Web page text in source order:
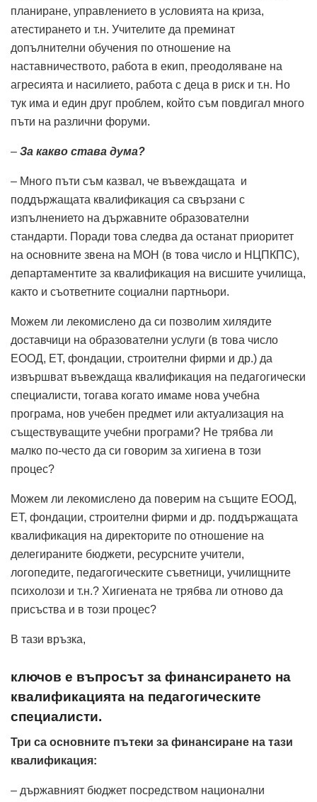
планиране, управлението в условията на криза,
атестирането и т.н. Учителите да преминат
допълнителни обучения по отношение на
наставничеството, работа в екип, преодоляване на
агресията и насилието, работа с деца в риск и т.н. Но
тук има и един друг проблем, който съм повдигал много
пъти на различни форуми.
– За какво става дума?
– Много пъти съм казвал, че въвеждащата и
поддържащата квалификация са свързани с
изпълнението на държавните образователни
стандарти. Поради това следва да останат приоритет
на основните звена на МОН (в това число и НЦПКПС),
департаментите за квалификация на висшите училища,
както и съответните социални партньори.
Можем ли лекомислено да си позволим хилядите
доставчици на образователни услуги (в това число
ЕООД, ЕТ, фондации, строителни фирми и др.) да
извършват въвеждаща квалификация на педагогически
специалисти, тогава когато имаме нова учебна
програма, нов учебен предмет или актуализация на
съществуващите учебни програми? Не трябва ли
малко по-често да си говорим за хигиена в този
процес?
Можем ли лекомислено да поверим на същите ЕООД,
ЕТ, фондации, строителни фирми и др. поддържащата
квалификация на директорите по отношение на
делегираните бюджети, ресурсните учители,
логопедите, педагогическите съветници, училищните
психолози и т.н.? Хигиената не трябва ли отново да
присъства и в този процес?
В тази връзка,
ключов е въпросът за финансирането на
квалификацията на педагогическите
специалисти.
Три са основните пътеки за финансиране на тази
квалификация:
– държавният бюджет посредством национални